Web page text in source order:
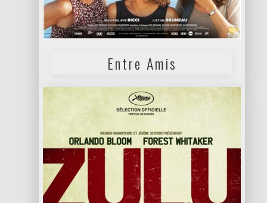
Entre Amis